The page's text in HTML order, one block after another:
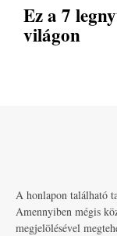
Ez a 7
világon
A honlapon található
Amennyiben mégis
megjelölésével